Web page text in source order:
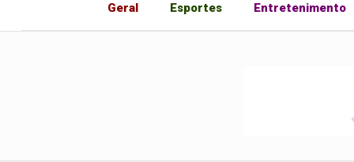
Geral Esportes Entretenimento